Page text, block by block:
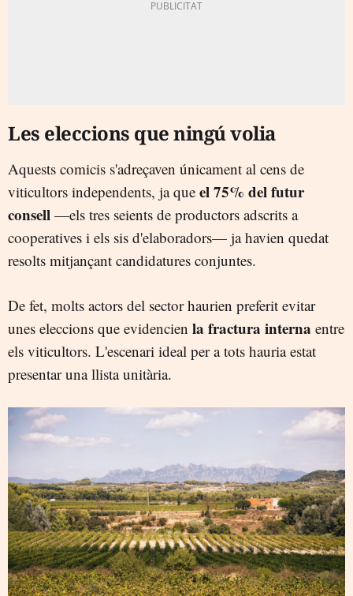
Les eleccions que ningú volia
Aquests comicis s'adreçaven únicament al cens de
viticultors independents, ja que el 75% del futur
consell —els tres seients de productors adscrits a
cooperatives i els sis d'elaboradors— ja havien quedat
resolts mitjançant candidatures conjuntes.
De fet, molts actors del sector haurien preferit evitar
unes eleccions que evidencien la fractura interna entre
els viticultors. L'escenari ideal per a tots hauria estat
presentar una llista unitària.